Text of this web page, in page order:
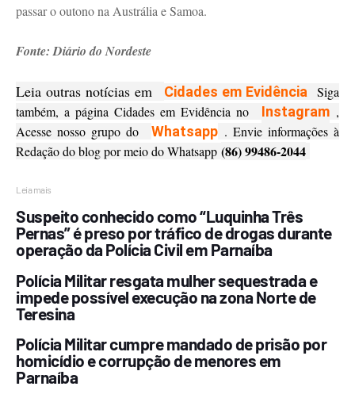
passar o outono na Austrália e Samoa.
Fonte: Diário do Nordeste
Leia outras notícias em Cidades em Evidência Siga
também, a página Cidades em Evidência no Instagram ,
Acesse nosso grupo do Whatsapp . Envie informações à
Redação do blog por meio do Whatsapp (86) 99486-2044
Leia mais
Suspeito conhecido como “Luquinha Três
Pernas” é preso por tráfico de drogas durante
operação da Polícia Civil em Parnaíba
Polícia Militar resgata mulher sequestrada e
impede possível execução na zona Norte de
Teresina
Polícia Militar cumpre mandado de prisão por
homicídio e corrupção de menores em
Parnaíba